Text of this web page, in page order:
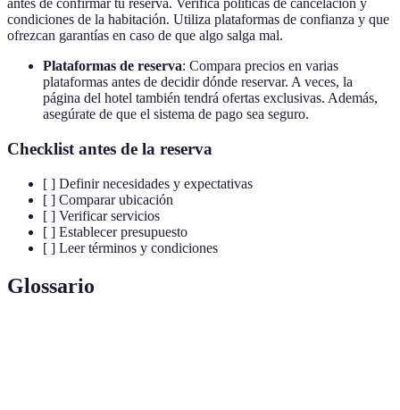
antes de confirmar tu reserva. Verifica políticas de cancelación y
condiciones de la habitación. Utiliza plataformas de confianza y que
ofrezcan garantías en caso de que algo salga mal.
Plataformas de reserva: Compara precios en varias
plataformas antes de decidir dónde reservar. A veces, la
página del hotel también tendrá ofertas exclusivas. Además,
asegúrate de que el sistema de pago sea seguro.
Checklist antes de la reserva
[ ] Definir necesidades y expectativas
[ ] Comparar ubicación
[ ] Verificar servicios
[ ] Establecer presupuesto
[ ] Leer términos y condiciones
Glossario